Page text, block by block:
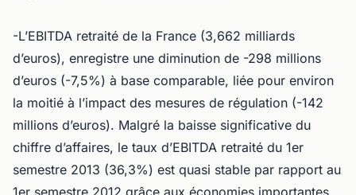
-L’EBITDA retraité de la France (3,662 milliards
d’euros), enregistre une diminution de -298 millions
d’euros (-7,5%) à base comparable, liée pour environ
la moitié à l’impact des mesures de régulation (-142
millions d’euros). Malgré la baisse significative du
chiffre d’affaires, le taux d’EBITDA retraité du 1er
semestre 2013 (36,3%) est quasi stable par rapport au
1er semestre 2012 grâce aux économies importantes